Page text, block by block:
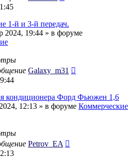
1-й и 3-й передач.
2024, 19:44 » в форуме
Galaxy_m31
кондиционера Форд Фьюжен 1,6
12:13 » в форуме Коммерческие
Petrov_EA